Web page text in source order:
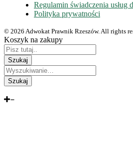
Regulamin świadczenia usług
Polityka prywatności
© 2026 Adwokat Prawnik Rzeszów. All rights
Koszyk na zakupy